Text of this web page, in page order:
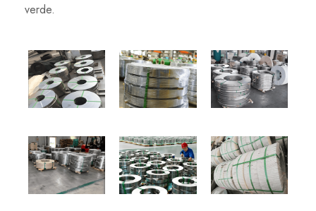
verde.